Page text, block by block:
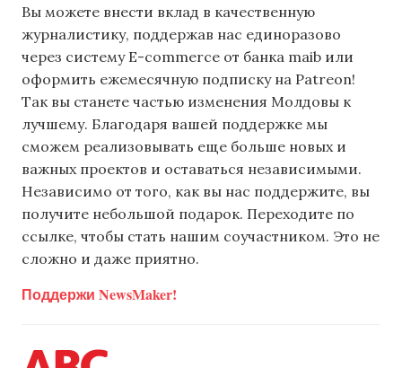
Вы можете внести вклад в качественную
журналистику, поддержав нас единоразово
через систему E-commerce от банка maib или
оформить ежемесячную подписку на Patreon!
Так вы станете частью изменения Молдовы к
лучшему. Благодаря вашей поддержке мы
сможем реализовывать еще больше новых и
важных проектов и оставаться независимыми.
Независимо от того, как вы нас поддержите, вы
получите небольшой подарок. Переходите по
ссылке, чтобы стать нашим соучастником. Это не
сложно и даже приятно.
Поддержи NewsMaker!